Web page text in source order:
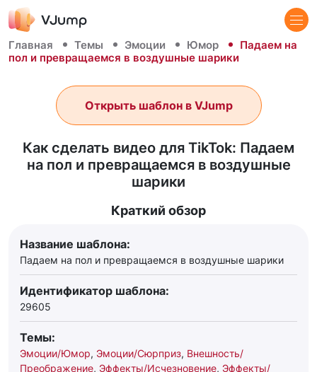
Главная Темы Эмоции Юмор
Падаем на
пол и превращаемся в воздушные шарики
Как сделать видео для TikTok: Падаем
на пол и превращаемся в воздушные
шарики
Открыть шаблон в VJump
Краткий обзор
Название шаблона:
Падаем на пол и превращаемся в воздушные шарики
Идентификатор шаблона:
29605
Темы:
Эмоции/Юмор, Эмоции/Сюрприз, Внешность/
Преображение, Эффекты/Исчезновение, Эффекты/